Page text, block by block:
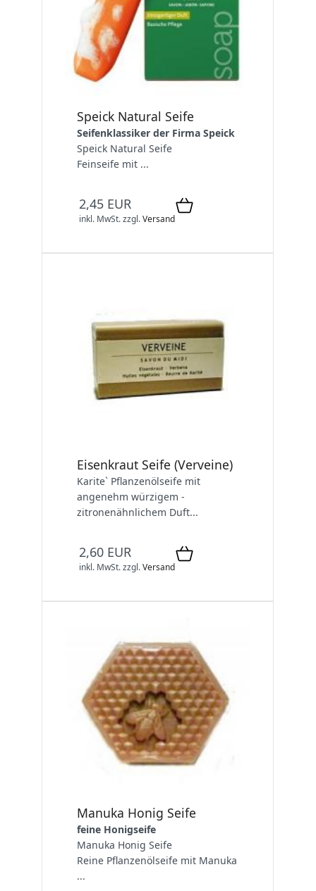
Speick Natural Seife
Seifenklassiker der Firma Speick
Speick Natural Seife
Feinseife mit ...
2,45 EUR
inkl. MwSt.zzgl.Versand
Eisenkraut Seife (Verveine)
Karite` Pflanzenölseife mit
angenehm würzigem -
zitronenähnlichem Duft...
2,60 EUR
inkl. MwSt.zzgl.Versand
Manuka Honig Seife
feine Honigseife
Manuka Honig Seife
Reine Pflanzenölseife mit Manuka
...